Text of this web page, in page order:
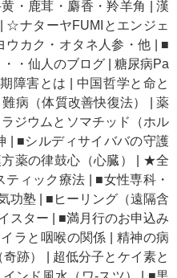
・鹿茸・麝香・羚羊角 |漢
☆ナターヤFUMIとエンジェ
カク・オタネ人参・他
■
・・仙人のブログ
糖尿病Pa
障害とは
中国哲学と命と
|難病（体質改善快復法） |薬
ジウムとソマチッド（ホル
■シルディサイババの守護
薬の律鼓心（心臓）
★全
ティック療法
■女性専科・
功塾
■ヒーリング（遠隔含
スター
■満月行のお申込み
ラと咽喉の関係
精神の病
跡）
超低分子とケイ素と